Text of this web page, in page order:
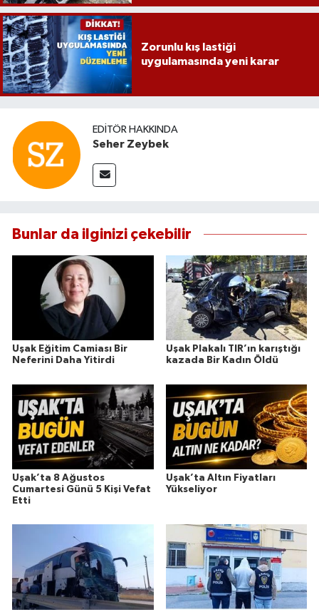
Zorunlu kış lastiği
uygulamasında yeni karar
EDITÖR HAKKINDA
Seher Zeybek
Bunlar da ilginizi çekebilir
Uşak Eğitim Camiası Bir
Neferini Daha Yitirdi
Uşak Plakalı TIR’ın karıştığı
kazada Bir Kadın Öldü
Uşak’ta 8 Ağustos
Cumartesi Günü 5 Kişi Vefat
Etti
Uşak’ta Altın Fiyatları
Yükseliyor